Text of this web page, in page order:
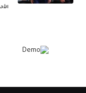
الأحد 09 أغسطس